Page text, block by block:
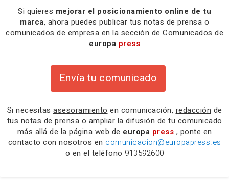
Si quieres mejorar el posicionamiento online de tu
marca, ahora puedes publicar tus notas de prensa o
comunicados de empresa en la sección de Comunicados de
europa press
Envía tu comunicado
Si necesitas asesoramiento en comunicación, redacción de
tus notas de prensa o ampliar la difusión de tu comunicado
más allá de la página web de europa press , ponte en
contacto con nosotros en comunicacion@europapress.es
o en el teléfono 913592600